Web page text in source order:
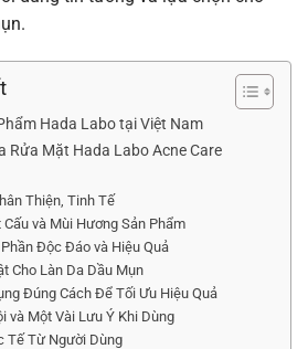
Hada Labo tại Việt Nam
Rửa Mặt Hada Labo Acne Care
Thiện, Tinh Tế
Cấu và Mùi Hương Sản Phẩm
Độc Đáo và Hiệu Quả
Cho Làn Da Dầu Mụn
Đúng Cách Để Tối Ưu Hiệu Quả
và Một Vài Lưu Ý Khi Dùng
Tế Từ Người Dùng